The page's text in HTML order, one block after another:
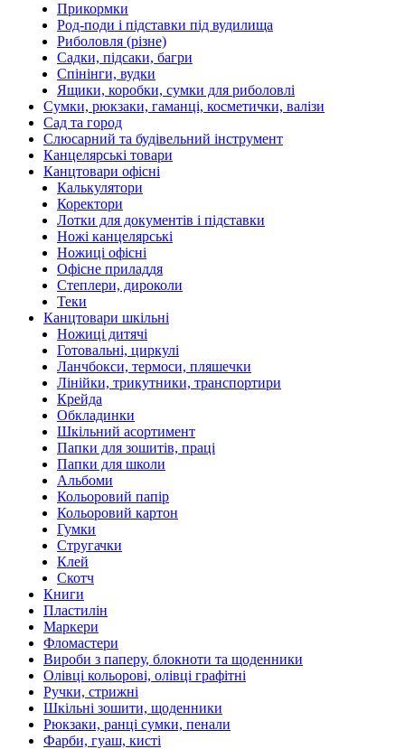
Прикормки
Род-поди і підставки під вудилища
Риболовля (різне)
Садки, підсаки, багри
Спінінги, вудки
Ящики, коробки, сумки для риболовлі
Сумки, рюкзаки, гаманці, косметички, валізи
Сад та город
Слюсарний та будівельний інструмент
Канцелярські товари
Канцтовари офісні
Калькулятори
Коректори
Лотки для документів і підставки
Ножі канцелярські
Ножиці офісні
Офісне приладдя
Степлери, дироколи
Теки
Канцтовари шкільні
Ножиці дитячі
Готовальні, циркулі
Ланчбокси, термоси, пляшечки
Лінійки, трикутники, транспортири
Крейда
Обкладинки
Шкільний асортимент
Папки для зошитів, праці
Папки для школи
Альбоми
Кольоровий папір
Кольоровий картон
Гумки
Стругачки
Клей
Скотч
Книги
Пластилін
Маркери
Фломастери
Вироби з паперу, блокноти та щоденники
Олівці кольорові, олівці графітні
Ручки, стрижні
Шкільні зошити, щоденники
Рюкзаки, ранці сумки, пенали
Фарби, гуаш, кисті